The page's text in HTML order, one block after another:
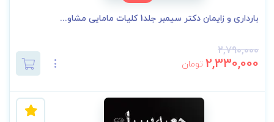
بارداری و زایمان دکتر سیمبر جلد1 کلیات مامایی مشاو...
2,790,000
2,330,000 تومان